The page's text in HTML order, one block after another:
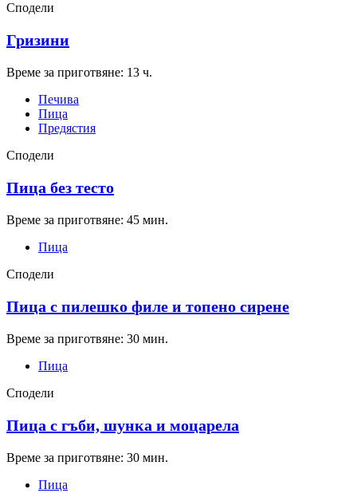
Сподели
Гризини
Време за приготвяне: 13 ч.
Печива
Пица
Предястия
Сподели
Пица без тесто
Време за приготвяне: 45 мин.
Пица
Сподели
Пица с пилешко филе и топено сирене
Време за приготвяне: 30 мин.
Пица
Сподели
Пица с гъби, шунка и моцарела
Време за приготвяне: 30 мин.
Пица